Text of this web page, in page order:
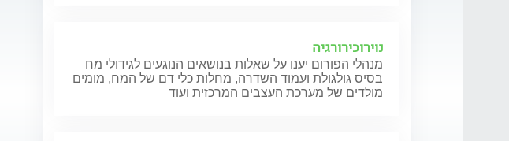
נוירוכירורגיה
מנהלי הפורום יענו על שאלות בנושאים הנוגעים לגידולי מח
בסיס גולגולת ועמוד השדרה, מחלות כלי דם של המח, מומים
מולדים של מערכת העצבים המרכזית ועוד